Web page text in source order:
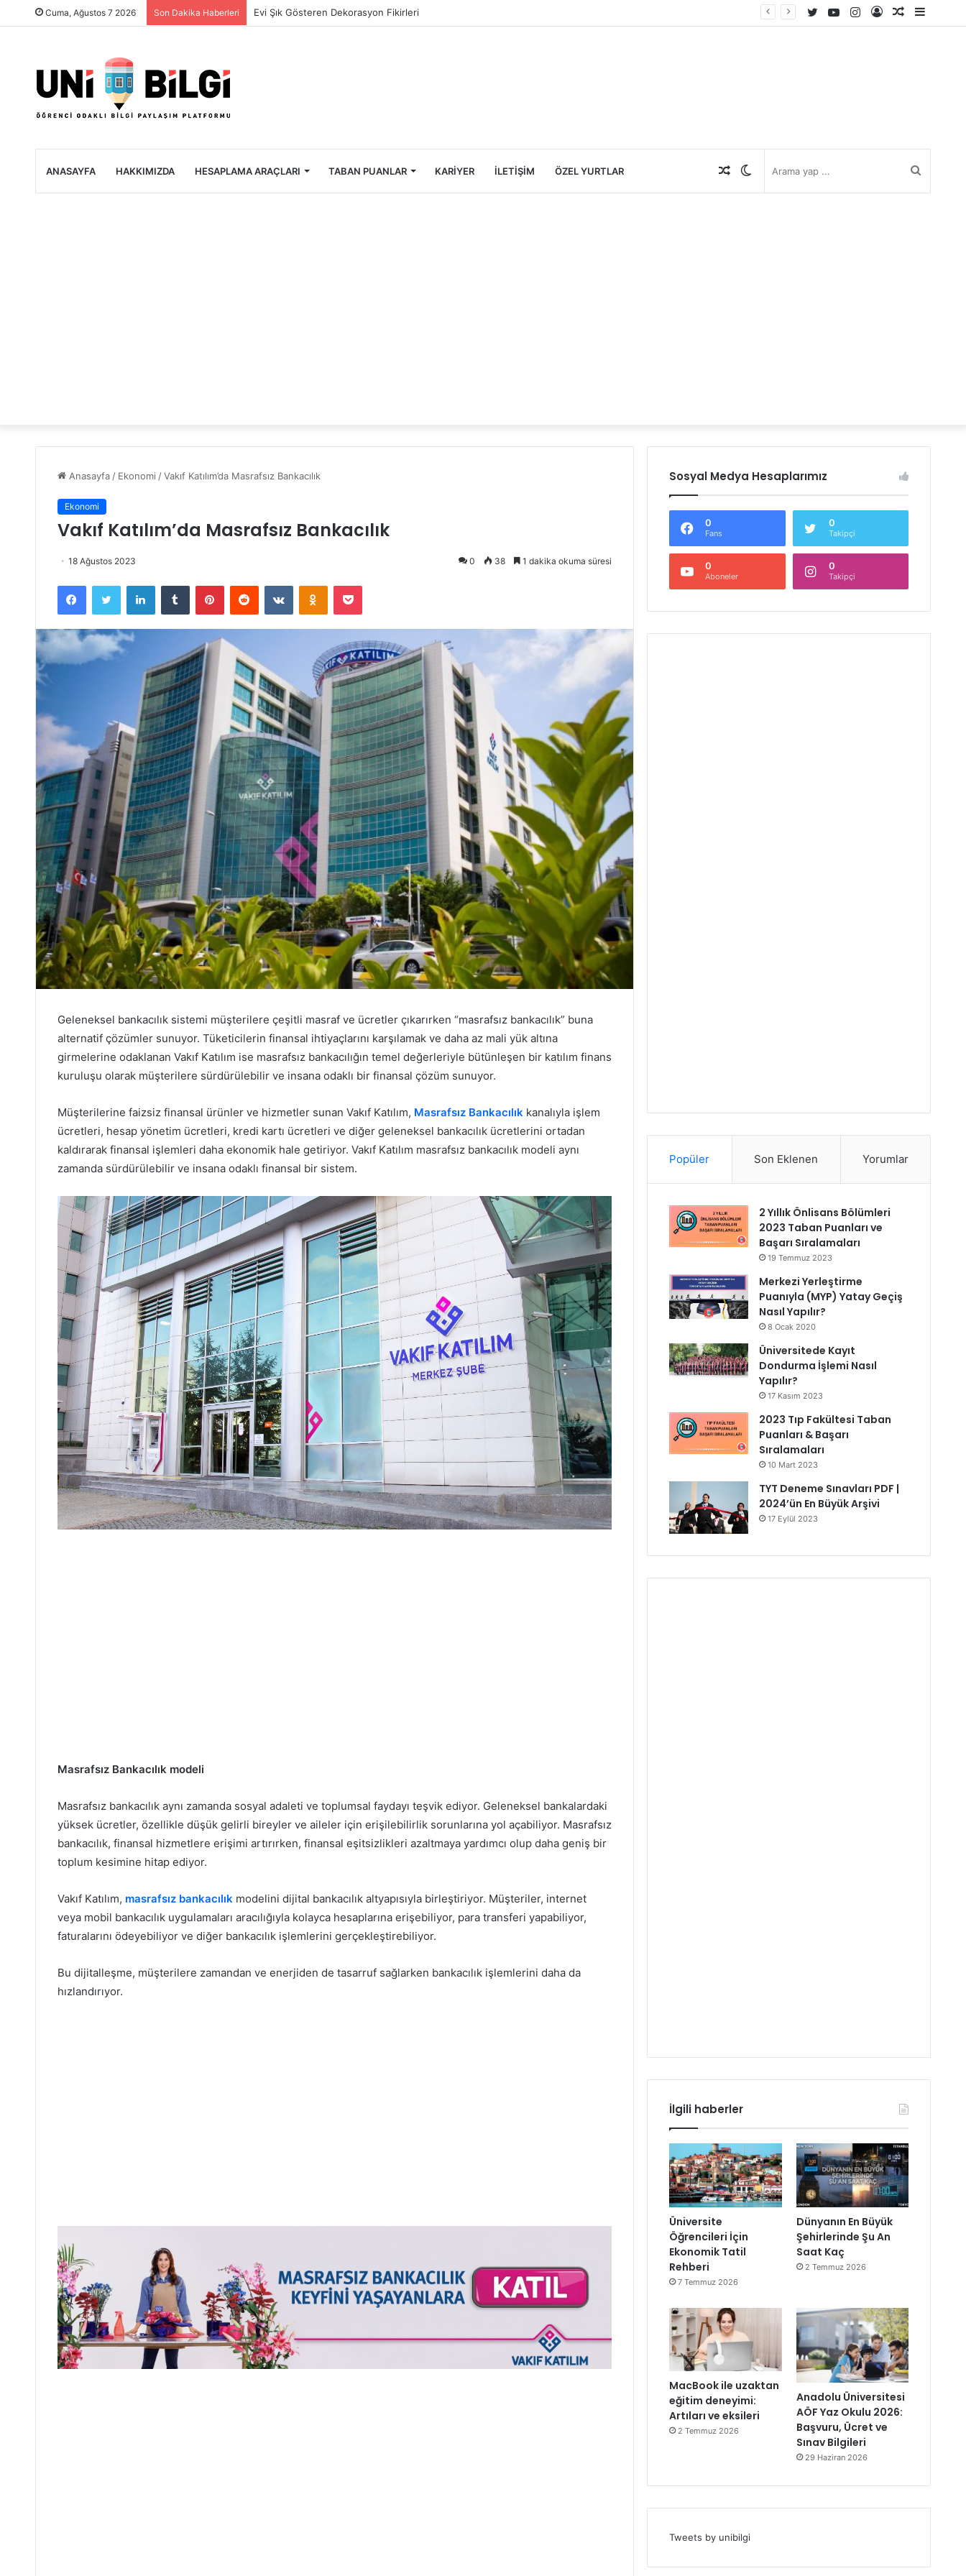
Cuma, Ağustos 7 2026 Son Dakika Haberleri Üniversite Öğrencileri İçin Ekonomik Tatil Rehberi
Rastgele
Kayıt
Instagram
YouTube
Twitter
ANASAYFA HAKKIMIZDA HESAPLAMA ARAÇLARI TABAN PUANLAR KARIYER İLETIŞIM ÖZEL YURTLAR Rastgele
Anasayfa / Ekonomi / Vakıf Katılım’da Masrafsız Bankacılık
Ekonomi
Vakıf Katılım’da Masrafsız Bankacılık
18 Ağustos 2023 0 38 1 dakika okuma süresi
Facebook Twitter LinkedIn Tumblr Pinterest Reddit VKontakte Odnoklassniki Pocket
Geleneksel bankacılık sistemi müşterilere çeşitli masraf ve ücretler çıkarırken “masrafsız bankacılık” buna
alternatif çözümler sunuyor. Tüketicilerin finansal ihtiyaçlarını karşılamak ve daha az mali yük altına
girmelerine odaklanan Vakıf Katılım ise masrafsız bankacılığın temel değerleriyle bütünleşen bir katılım finans
kuruluşu olarak müşterilere sürdürülebilir ve insana odaklı bir finansal çözüm sunuyor.
Müşterilerine faizsiz finansal ürünler ve hizmetler sunan Vakıf Katılım, Masrafsız Bankacılıkkanalıyla işlem
ücretleri, hesap yönetim ücretleri, kredi kartı ücretleri ve diğer geleneksel bankacılık ücretlerini ortadan
kaldırarak finansal işlemleri daha ekonomik hale getiriyor. Vakıf Katılım masrafsız bankacılık modeli aynı
zamanda sürdürülebilir ve insana odaklı finansal bir sistem.
Masrafsız Bankacılık modeli
Masrafsız bankacılık aynı zamanda sosyal adaleti ve toplumsal faydayı teşvik ediyor. Geleneksel bankalardaki
yüksek ücretler, özellikle düşük gelirli bireyler ve aileler için erişilebilirlik sorunlarına yol açabiliyor. Masrafsız
bankacılık, finansal hizmetlere erişimi artırırken, finansal eşitsizlikleri azaltmaya yardımcı olup daha geniş bir
toplum kesimine hitap ediyor.
Vakıf Katılım, masrafsız bankacılıkmodelini dijital bankacılık altyapısıyla birleştiriyor. Müşteriler, internet
veya mobil bankacılık uygulamaları aracılığıyla kolayca hesaplarına erişebiliyor, para transferi yapabiliyor,
faturalarını ödeyebiliyor ve diğer bankacılık işlemlerini gerçekleştirebiliyor.
Bu dijitalleşme, müşterilere zamandan ve enerjiden de tasarruf sağlarken bankacılık işlemlerini daha da
hızlandırıyor.
Sosyal Medya Hesaplarımız
0
Fans
0
Takipçi
0
Aboneler
0
Takipçi
Popüler Son Eklenen Yorumlar
2 Yıllık Önlisans Bölümleri
2023 Taban Puanları ve
Başarı Sıralamaları
19 Temmuz 2023
Merkezi Yerleştirme
Puanıyla (MYP) Yatay Geçiş
Nasıl Yapılır?
8 Ocak 2020
Üniversitede Kayıt
Dondurma İşlemi Nasıl
Yapılır?
17 Kasım 2023
2023 Tıp Fakültesi Taban
Puanları & Başarı
Sıralamaları
10 Mart 2023
TYT Deneme Sınavları PDF |
2024’ün En Büyük Arşivi
17 Eylül 2023
İlgili haberler
Üniversite
Öğrencileri İçin
Ekonomik Tatil
Rehberi
7 Temmuz 2026
Dünyanın En Büyük
Şehirlerinde Şu An
Saat Kaç
2 Temmuz 2026
MacBook ile uzaktan
eğitim deneyimi:
Artıları ve eksileri
2 Temmuz 2026
Anadolu Üniversitesi
AÖF Yaz Okulu 2026:
Başvuru, Ücret ve
Sınav Bilgileri
29 Haziran 2026
Tweets by unibilgi